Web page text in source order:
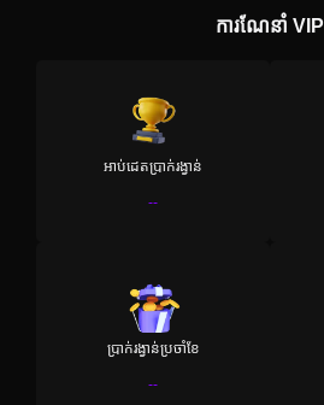
ការណែនាំ VIP
អាប់ដេតប្រាក់រង្វាន់
--
ប្រាក់រង្វាន់ប្រចាំខែ
--